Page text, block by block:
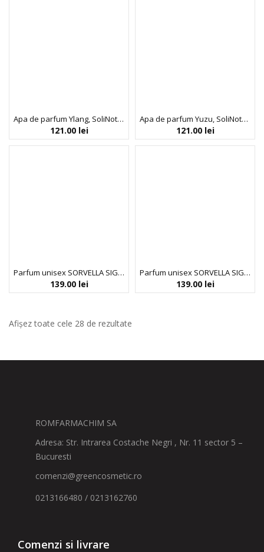
Apa de parfum Ylang, SoliNotes, 50 ml
121.00 lei
Apa de parfum Yuzu, SoliNotes, 50 ml
121.00 lei
Parfum unisex SORVELLA SIGNATURE CASHMERE & PEPPER, 30 ml
139.00 lei
Parfum unisex SORVELLA SIGNATURE VANILLA & OUD, 30 ml
139.00 lei
Afișez toate cele 28 de rezultate
ROMFARMACHIM SA
Adresa: Str. Intrarea Costache Negri , Nr. 11 sector 5 –
Bucuresti
comenzi@greencosmetic.ro
0213166480 / 0213162760
Comenzi si livrare